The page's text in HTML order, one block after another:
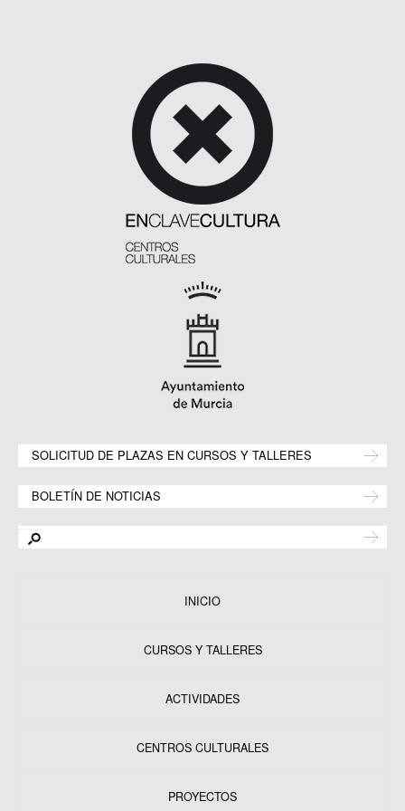
SOLICITUD DE PLAZAS EN CURSOS Y TALLERES
BOLETÍN DE NOTICIAS
INICIO
CURSOS Y TALLERES
ACTIVIDADES
CENTROS CULTURALES
PROYECTOS